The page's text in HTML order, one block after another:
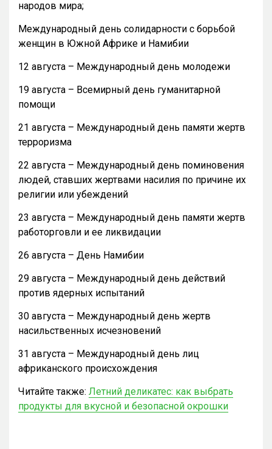
народов мира;
Международный день солидарности с борьбой
женщин в Южной Африке и Намибии
12 августа – Международный день молодежи
19 августа – Всемирный день гуманитарной
помощи
21 августа – Международный день памяти жертв
терроризма
22 августа – Международный день поминовения
людей, ставших жертвами насилия по причине их
религии или убеждений
23 августа – Международный день памяти жертв
работорговли и ее ликвидации
26 августа – День Намибии
29 августа – Международный день действий
против ядерных испытаний
30 августа – Международный день жертв
насильственных исчезновений
31 августа – Международный день лиц
африканского происхождения
Читайте также: Летний деликатес: как выбрать
продукты для вкусной и безопасной окрошки